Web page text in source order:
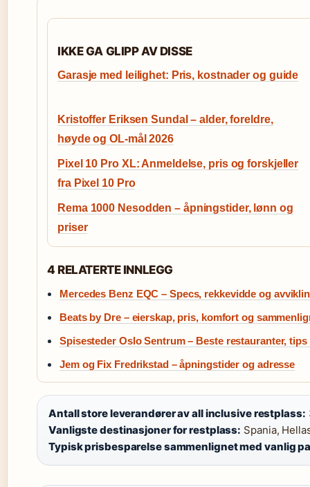
IKKE GA GLIPP AV DISSE
Garasje med leilighet: Pris, kostnader og guide
Kristoffer Eriksen Sundal – alder, foreldre,
høyde og OL-mål 2026
Pixel 10 Pro XL: Anmeldelse, pris og forskjeller
fra Pixel 10 Pro
Rema 1000 Nesodden – åpningstider, lønn og
priser
4 RELATERTE INNLEGG
Mercedes Benz EQC – Specs, rekkevidde og
Beats by Dre – eierskap, pris, komfort og
Spisesteder Oslo Sentrum – Beste restauranter,
Jem og Fix Fredrikstad – åpningstider og adresse
Antall store leverandører av all inclusive restplass:
Vanligste destinasjoner for restplass: Spania,
Typisk prisbesparelse sammenlignet med vanlig